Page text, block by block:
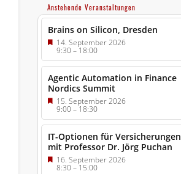
Anstehende Veranstaltungen
Brains on Silicon, Dresden
14. September 2026
9:30–18:00
Agentic Automation in Finance
Nordics Summit
15. September 2026
9:00–18:30
IT-Optionen für Versicherungen
mit Professor Dr. Jörg Puchan
16. September 2026
8:30–15:00